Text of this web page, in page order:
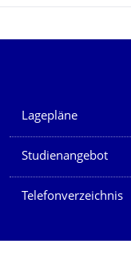
Unsere
Lagepläne
Studienangebot
Telefonverzeichnis